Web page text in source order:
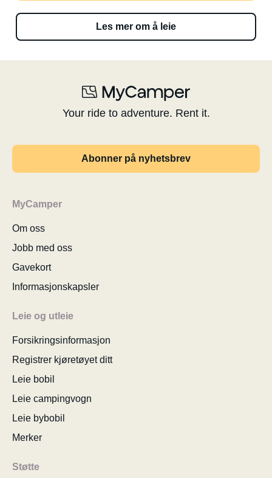
Les mer om å leie
Your ride to adventure. Rent it.
Abonner på nyhetsbrev
MyCamper
Om oss
Jobb med oss
Gavekort
Informasjonskapsler
Leie og utleie
Forsikringsinformasjon
Registrer kjøretøyet ditt
Leie bobil
Leie campingvogn
Leie bybobil
Merker
Støtte